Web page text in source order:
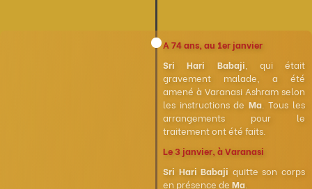
A 74 ans, au 1er janvier
Sri Hari Babaji , qui était
gravement malade, a été
amené à Varanasi Ashram selon
les instructions de Ma. Tous les
arrangements pour le
traitement ont été faits.
Le 3 janvier, à Varanasi
Sri Hari Babaji quitte son corps
en présence de Ma